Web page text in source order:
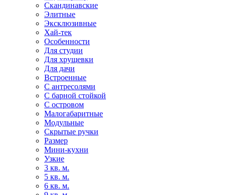
Скандинавские
Элитные
Эксклюзивные
Хай-тек
Особенности
Для студии
Для хрущевки
Для дачи
Встроенные
С антресолями
С барной стойкой
С островом
Малогабаритные
Модульные
Скрытые ручки
Размер
Мини-кухни
Узкие
3 кв. м.
5 кв. м.
6 кв. м.